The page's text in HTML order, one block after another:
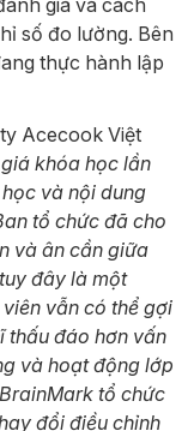
số đo lường. Bên
thực hành lập
Acecook Việt
khóa học lần
và nội dung
tổ chức đã cho
và ân cần giữa
đây là một
vẫn có thể gợi
thấu đáo hơn vấn
và hoạt động lớp
tổ chức
đổi điều chỉnh